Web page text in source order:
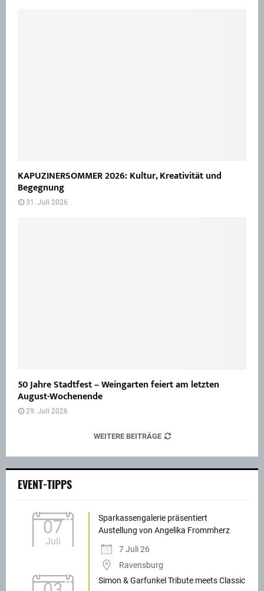
KAPUZINERSOMMER 2026: Kultur, Kreativität und
Begegnung
31. Juli 2026
50 Jahre Stadtfest – Weingarten feiert am letzten
August-Wochenende
29. Juli 2026
WEITERE BEITRÄGE
EVENT-TIPPS
07
Juli
Sparkassengalerie präsentiert
Austellung von Angelika Frommherz
7 Juli 26
Ravensburg
Simon & Garfunkel Tribute meets Classic